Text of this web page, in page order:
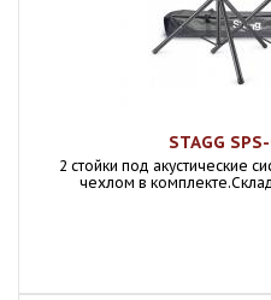
STAGG
2 стойки под акустические
чехлом в